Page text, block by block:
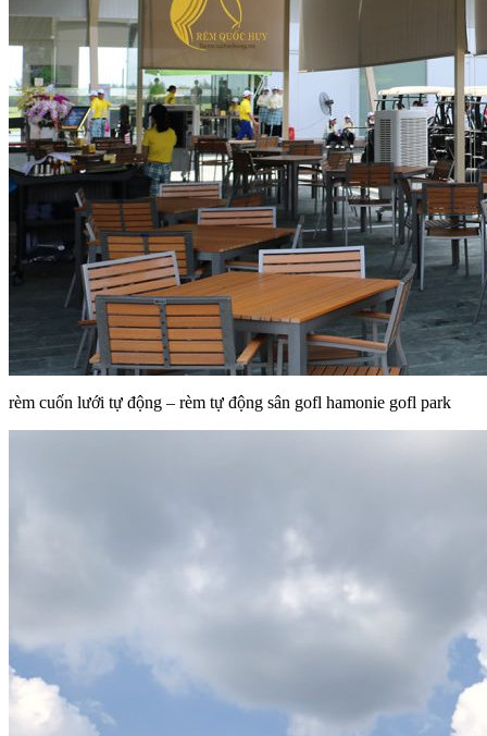
rèm cuốn lưới tự động – rèm tự động sân gofl hamonie gofl park